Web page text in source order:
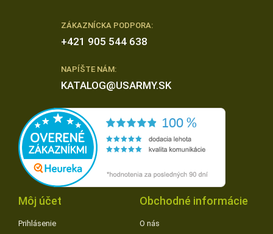
ZÁKAZNÍCKA PODPORA:
+421 905 544 638
NAPÍŠTE NÁM:
KATALOG@USARMY.SK
Môj účet
Prihlásenie
Obchodné informácie
O nás